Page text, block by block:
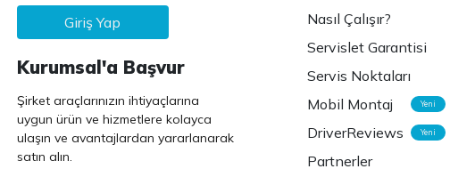
Giriş Yap
Kurumsal'a Başvur
Şirket araçlarınızın ihtiyaçlarına
uygun ürün ve hizmetlere kolayca
ulaşın ve avantajlardan yararlanarak
satın alın.
Nasıl Çalışır?
Servislet Garantisi
Servis Noktaları
Mobil Montaj
Yeni
DriverReviews Yeni
Partnerler